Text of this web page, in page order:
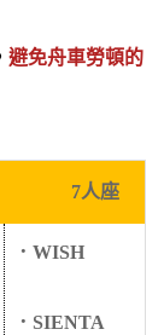
避免舟車勞頓的
7人座
．WISH
． SIENTA